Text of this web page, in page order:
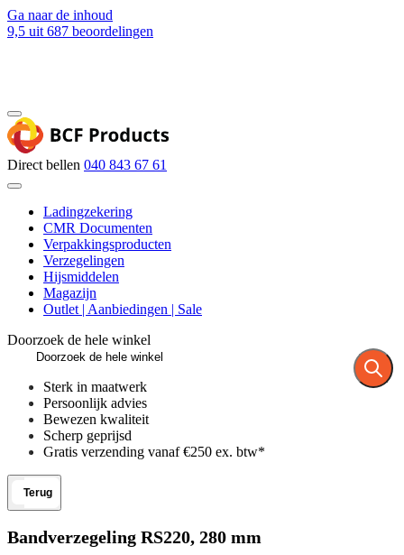
Ga naar de inhoud
9,5 uit 687 beoordelingen
Direct bellen 040 843 67 61
Ladingzekering
CMR Documenten
Verpakkingsproducten
Verzegelingen
Hijsmiddelen
Magazijn
Outlet | Aanbiedingen | Sale
Doorzoek de hele winkel
Sterk in maatwerk
Persoonlijk advies
Bewezen kwaliteit
Scherp geprijsd
Gratis verzending vanaf €250 ex. btw*
Terug
Bandverzegeling RS220, 280 mm